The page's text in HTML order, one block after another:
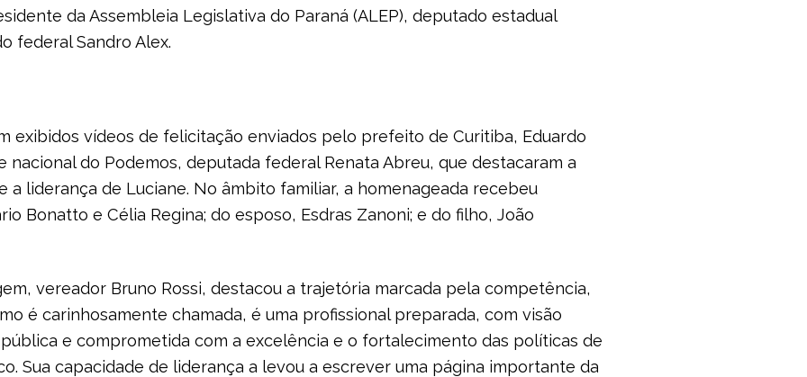
da Assembleia Legislativa do Paraná (ALEP), deputado estadual
federal Sandro Alex.
exibidos vídeos de felicitação enviados pelo prefeito de Curitiba, Eduardo
do Podemos, deputada federal Renata Abreu, que destacaram a
a liderança de Luciane. No âmbito familiar, a homenageada recebeu
Bonatto e Célia Regina; do esposo, Esdras Zanoni; e do filho, João
vereador Bruno Rossi, destacou a trajetória marcada pela competência,
é carinhosamente chamada, é uma profissional preparada, com visão
e comprometida com a excelência e o fortalecimento das políticas de
Sua capacidade de liderança a levou a escrever uma página importante da